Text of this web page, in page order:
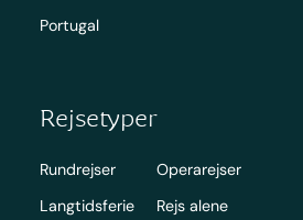
Portugal
Rejsetyper
Rundrejser
Langtidsferie
Operarejser
Rejs alene